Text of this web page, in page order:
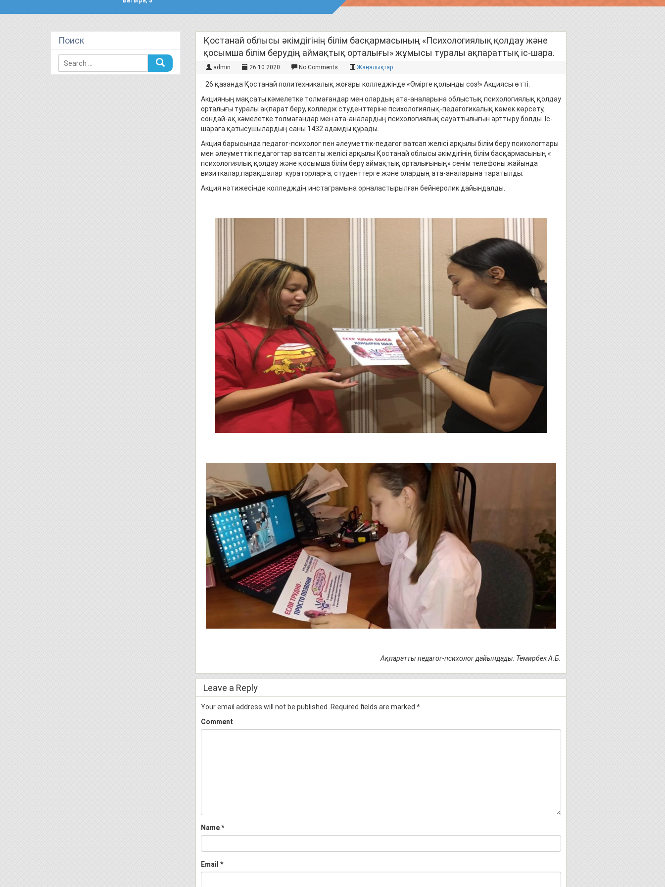
Қостанай облысы әкімдігінің білім басқармасының «Психологиялық қолдау және
қосымша білім берудің аймақтық орталығы» жұмысы туралы ақпараттық іс-шара.
admin 26.10.2020 No Comments Жаңалықтар
26 қазанда Қостанай политехникалық жоғары колледжінде «Өмірге қолынды соз!» Акциясы өтті.
Акцияның мақсаты кәмелетке толмағандар мен олардың ата-аналарына облыстық психологиялық қолдау
орталығы туралы ақпарат беру, колледж студенттеріне психологиялық-педагогикалық көмек көрсету,
сондай-ақ кәмелетке толмағандар мен ата-аналардың психологиялық сауаттылығын арттыру болды. Іс-
шараға қатысушылардың саны 1432 адамды құрады.
Акция барысында педагог-психолог пен әлеуметтік-педагог ватсап желісі арқылы білім беру психологтары
мен әлеуметтік педагогтар ватсапты желісі арқылы Қостанай облысы әкімдігінің білім басқармасының «
психологиялық қолдау және қосымша білім беру аймақтық орталығының» сенім телефоны жайында
визиткалар,парақшалар кураторларға, студенттерге және олардың ата-аналарына таратылды.
Акция нәтижесінде колледждің инстаграмына орналастырылған бейнеролик дайындалды.
Ақпаратты педагог-психолог дайындады: Темирбек А.Б.
Leave a Reply
Your email address will not be published. Required fields are marked *
Comment
Name*
Email *
Поиск